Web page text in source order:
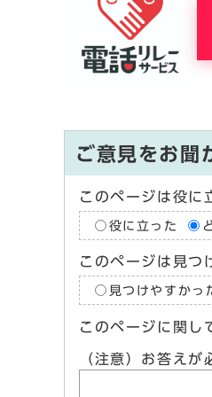
ご意見をお聞
このページは役に
役に立った
このページは見つ
見つけやすかっ
このページに関し
（注意）お答え